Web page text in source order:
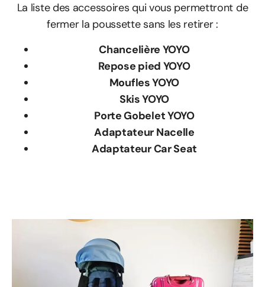
La liste des accessoires qui vous permettront de
fermer la poussette sans les retirer :
Chancelière YOYO
Repose pied YOYO
Moufles YOYO
Skis YOYO
Porte Gobelet YOYO
Adaptateur Nacelle
Adaptateur Car Seat